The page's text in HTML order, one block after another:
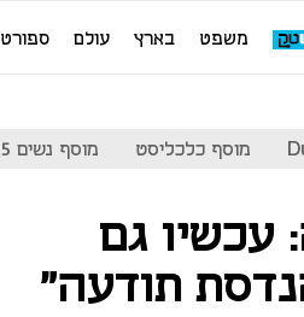
משפט בארץ עולם ספורט
מוסף כלכליסט מוסף נשים 2025
עכשיו גם
תודעה"